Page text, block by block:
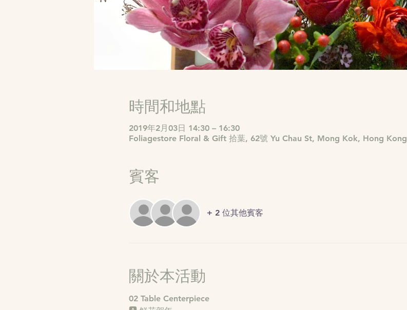
時間和地點
2019年2月03日 14:30 – 16:30
Foliagestore Floral & Gift 拾葉, 62號 Yu Chau St, Mong Kok, Hong Kong
賓客
+ 2 位其他賓客
關於本活動
02 Table Centerpiece